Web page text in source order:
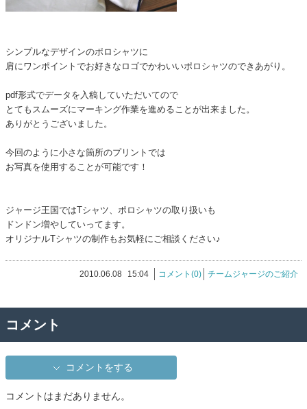
シンプルなデザインのポロシャツに
肩にワンポイントでお好きなロゴでかわいいポロシャツのできあがり。
pdf形式でデータを入稿していただいてので
とてもスムーズにマーキング作業を進めることが出来ました。
ありがとうございました。
今回のように小さな箇所のプリントでは
お写真を使用することが可能です！
ジャージ王国ではTシャツ、ポロシャツの取り扱いも
ドンドン増やしていってます。
オリジナルTシャツの制作もお気軽にご相談ください♪
2010.06.08 15:04 コメント(0) チームジャージのご紹介
コメント
コメントをする
コメントはまだありません。